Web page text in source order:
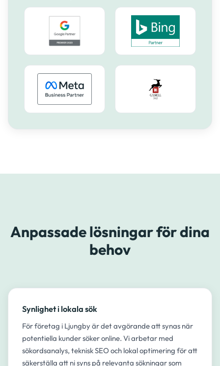
Anpassade lösningar för dina
behov
Synlighet i lokala sök
För företag i Ljungby är det avgörande att synas när
potentiella kunder söker online. Vi arbetar med
sökordsanalys, teknisk SEO och lokal optimering för att
säkerställa att ni syns på relevanta sökningar som